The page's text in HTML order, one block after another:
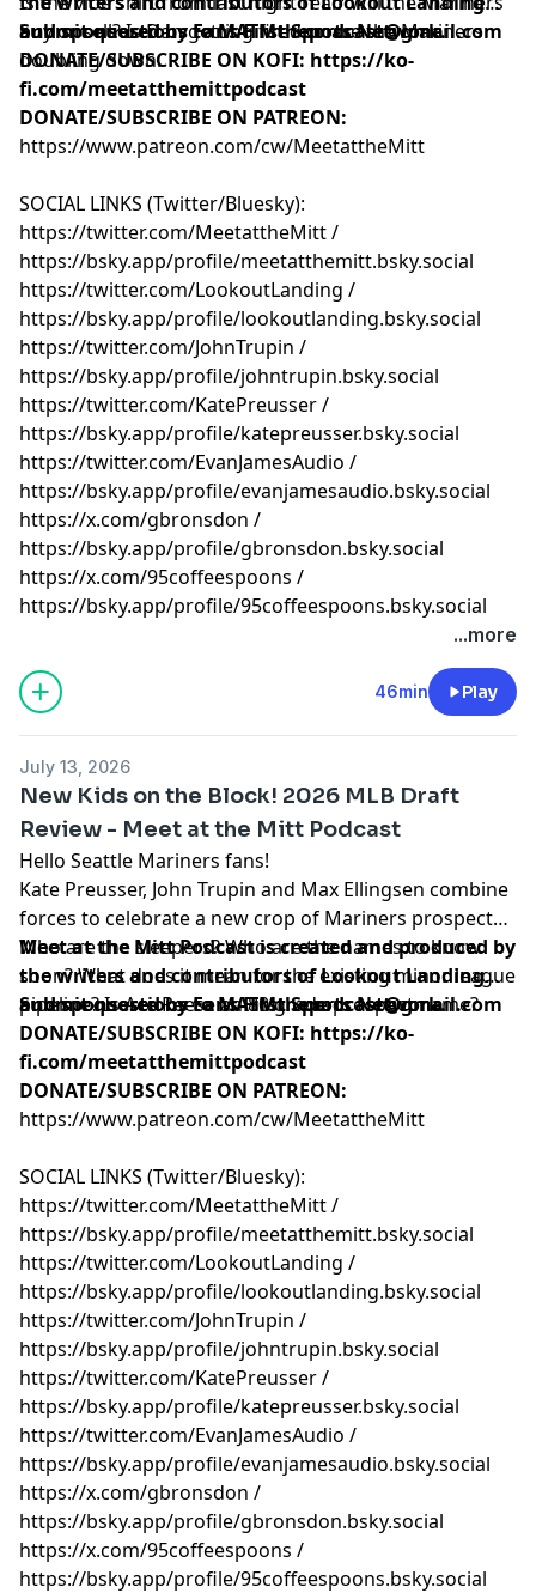
buy or sell? Is Dan getting fired or are the Mariners
doubling down.
and sponsored byFans First Sports Network.
Submit questions toMATMthepodcast@gmail.com
DONATE/SUBSCRIBE ON KOFI: https://ko-
fi.com/meetatthemittpodcast
DONATE/SUBSCRIBE ON PATREON:
https://www.patreon.com/cw/MeetattheMitt⁠⁠⁠⁠⁠⁠⁠⁠⁠⁠⁠⁠⁠⁠⁠⁠⁠⁠⁠⁠⁠⁠⁠⁠⁠⁠⁠⁠⁠⁠⁠⁠⁠⁠⁠
SOCIAL LINKS (Twitter/Bluesky):
⁠⁠⁠⁠⁠⁠⁠⁠⁠⁠⁠⁠⁠⁠⁠⁠⁠⁠⁠⁠⁠⁠⁠⁠⁠⁠⁠⁠⁠⁠⁠⁠⁠⁠⁠⁠⁠⁠⁠⁠⁠⁠⁠⁠⁠⁠⁠⁠⁠⁠⁠⁠⁠⁠⁠⁠⁠⁠⁠⁠⁠⁠⁠⁠⁠⁠⁠⁠⁠⁠⁠⁠⁠⁠⁠⁠⁠⁠⁠⁠⁠⁠⁠⁠⁠⁠⁠⁠⁠⁠⁠⁠⁠⁠⁠https://twitter.com/MeetattheMitt⁠⁠⁠⁠⁠⁠⁠⁠⁠⁠⁠⁠⁠⁠⁠⁠⁠⁠⁠⁠⁠⁠⁠⁠⁠⁠⁠⁠⁠⁠⁠⁠⁠⁠⁠⁠⁠⁠⁠⁠⁠⁠⁠⁠⁠⁠⁠⁠⁠⁠⁠⁠⁠⁠⁠⁠⁠⁠⁠⁠⁠⁠⁠⁠⁠⁠⁠⁠⁠⁠⁠⁠⁠⁠⁠⁠⁠⁠⁠⁠⁠⁠⁠⁠⁠⁠⁠⁠⁠⁠⁠⁠⁠⁠⁠/
⁠⁠⁠⁠⁠⁠⁠⁠⁠⁠⁠⁠⁠⁠⁠⁠⁠⁠⁠⁠⁠⁠⁠⁠⁠⁠⁠⁠⁠⁠⁠⁠⁠⁠⁠⁠⁠⁠⁠⁠⁠⁠⁠⁠⁠⁠⁠⁠⁠⁠⁠⁠⁠⁠⁠⁠⁠⁠⁠⁠⁠⁠⁠⁠⁠⁠⁠⁠⁠⁠⁠⁠⁠⁠⁠⁠⁠⁠⁠⁠⁠⁠⁠⁠⁠⁠⁠⁠⁠⁠⁠⁠⁠⁠⁠https://bsky.app/profile/meetatthemitt.bsky.social⁠⁠⁠⁠⁠⁠⁠⁠⁠⁠⁠⁠⁠⁠⁠⁠⁠⁠⁠⁠⁠⁠⁠⁠⁠⁠⁠⁠⁠⁠⁠⁠⁠⁠⁠⁠⁠⁠⁠⁠⁠⁠⁠⁠⁠⁠⁠⁠⁠⁠⁠⁠⁠⁠⁠⁠⁠⁠⁠⁠⁠⁠⁠⁠⁠⁠⁠⁠⁠⁠⁠⁠⁠⁠⁠⁠⁠⁠⁠⁠⁠⁠⁠⁠⁠⁠⁠⁠⁠⁠⁠⁠⁠⁠⁠
⁠⁠⁠⁠⁠⁠⁠⁠⁠⁠⁠⁠⁠⁠⁠⁠⁠⁠⁠⁠⁠⁠⁠⁠⁠⁠⁠⁠⁠⁠⁠⁠⁠⁠⁠⁠⁠⁠⁠⁠⁠⁠⁠⁠⁠⁠⁠⁠⁠⁠⁠⁠⁠⁠⁠⁠⁠⁠⁠⁠⁠⁠⁠⁠⁠⁠⁠⁠⁠⁠⁠⁠⁠⁠⁠⁠⁠⁠⁠⁠⁠⁠⁠⁠⁠⁠⁠⁠⁠⁠⁠⁠⁠⁠⁠https://twitter.com/LookoutLanding⁠⁠⁠⁠⁠⁠⁠⁠⁠⁠⁠⁠⁠⁠⁠⁠⁠⁠⁠⁠⁠⁠⁠⁠⁠⁠⁠⁠⁠⁠⁠⁠⁠⁠⁠⁠⁠⁠⁠⁠⁠⁠⁠⁠⁠⁠⁠⁠⁠⁠⁠⁠⁠⁠⁠⁠⁠⁠⁠⁠⁠⁠⁠⁠⁠⁠⁠⁠⁠⁠⁠⁠⁠⁠⁠⁠⁠⁠⁠⁠⁠⁠⁠⁠⁠⁠⁠⁠⁠⁠⁠⁠⁠⁠⁠ /
⁠⁠⁠⁠⁠⁠⁠⁠⁠⁠⁠⁠⁠⁠⁠⁠⁠⁠⁠⁠⁠⁠⁠⁠⁠⁠⁠⁠⁠⁠⁠⁠⁠⁠⁠⁠⁠⁠⁠⁠⁠⁠⁠⁠⁠⁠⁠⁠⁠⁠⁠⁠⁠⁠⁠⁠⁠⁠⁠⁠⁠⁠⁠⁠⁠⁠⁠⁠⁠⁠⁠⁠⁠⁠⁠⁠⁠⁠⁠⁠⁠⁠⁠⁠⁠⁠⁠⁠⁠⁠⁠⁠⁠⁠⁠https://bsky.app/profile/lookoutlanding.bsky.social⁠⁠⁠⁠⁠⁠⁠⁠⁠⁠⁠⁠⁠⁠⁠⁠⁠⁠⁠⁠⁠⁠⁠⁠⁠⁠⁠⁠⁠⁠⁠⁠⁠⁠⁠⁠⁠⁠⁠⁠⁠⁠⁠⁠⁠⁠⁠⁠⁠⁠⁠⁠⁠⁠⁠⁠⁠⁠⁠⁠⁠⁠⁠⁠⁠⁠⁠⁠⁠⁠⁠⁠⁠⁠⁠⁠⁠⁠⁠⁠⁠⁠⁠⁠⁠⁠⁠⁠⁠⁠⁠⁠⁠⁠⁠
⁠⁠⁠⁠⁠⁠⁠⁠⁠⁠⁠⁠⁠⁠⁠⁠⁠⁠⁠⁠⁠⁠⁠⁠⁠⁠⁠⁠⁠⁠⁠⁠⁠⁠⁠⁠⁠⁠⁠⁠⁠⁠⁠⁠⁠⁠⁠⁠⁠⁠⁠⁠⁠⁠⁠⁠⁠⁠⁠⁠⁠⁠⁠⁠⁠⁠⁠⁠⁠⁠⁠⁠⁠⁠⁠⁠⁠⁠⁠⁠⁠⁠⁠⁠⁠⁠⁠⁠⁠⁠⁠⁠⁠⁠⁠https://twitter.com/JohnTrupin⁠⁠⁠⁠⁠⁠⁠⁠⁠⁠⁠⁠⁠⁠⁠⁠⁠⁠⁠⁠⁠⁠⁠⁠⁠⁠⁠⁠⁠⁠⁠⁠⁠⁠⁠⁠⁠⁠⁠⁠⁠⁠⁠⁠⁠⁠⁠⁠⁠⁠⁠⁠⁠⁠⁠⁠⁠⁠⁠⁠⁠⁠⁠⁠⁠⁠⁠⁠⁠⁠⁠⁠⁠⁠⁠⁠⁠⁠⁠⁠⁠⁠⁠⁠⁠⁠⁠⁠⁠⁠⁠⁠⁠⁠⁠ /
⁠⁠⁠⁠⁠⁠⁠⁠⁠⁠⁠⁠⁠⁠⁠⁠⁠⁠⁠⁠⁠⁠⁠⁠⁠⁠⁠⁠⁠⁠⁠⁠⁠⁠⁠⁠⁠⁠⁠⁠⁠⁠⁠⁠⁠⁠⁠⁠⁠⁠⁠⁠⁠⁠⁠⁠⁠⁠⁠⁠⁠⁠⁠⁠⁠⁠⁠⁠⁠⁠⁠⁠⁠⁠⁠⁠⁠⁠⁠⁠⁠⁠⁠⁠⁠⁠⁠⁠⁠⁠⁠⁠⁠⁠⁠https://bsky.app/profile/johntrupin.bsky.social⁠⁠⁠⁠⁠⁠⁠⁠⁠⁠⁠⁠⁠⁠⁠⁠⁠⁠⁠⁠⁠⁠⁠⁠⁠⁠⁠⁠⁠⁠⁠⁠⁠⁠⁠⁠⁠⁠⁠⁠⁠⁠⁠⁠⁠⁠⁠⁠⁠⁠⁠⁠⁠⁠⁠⁠⁠⁠⁠⁠⁠⁠⁠⁠⁠⁠⁠⁠⁠⁠⁠⁠⁠⁠⁠⁠⁠⁠⁠⁠⁠⁠⁠⁠⁠⁠⁠⁠⁠⁠⁠⁠⁠⁠⁠
⁠⁠⁠⁠⁠⁠⁠⁠⁠⁠⁠⁠⁠⁠⁠⁠⁠⁠⁠⁠⁠⁠⁠⁠⁠⁠⁠⁠⁠⁠⁠⁠⁠⁠⁠⁠⁠⁠⁠⁠⁠⁠⁠⁠⁠⁠⁠⁠⁠⁠⁠⁠⁠⁠⁠⁠⁠⁠⁠⁠⁠⁠⁠⁠⁠⁠⁠⁠⁠⁠⁠⁠⁠⁠⁠⁠⁠⁠⁠⁠⁠⁠⁠⁠⁠⁠⁠⁠⁠⁠⁠⁠⁠⁠⁠https://twitter.com/KatePreusser⁠⁠⁠⁠⁠⁠⁠⁠⁠⁠⁠⁠⁠⁠⁠⁠⁠⁠⁠⁠⁠⁠⁠⁠⁠⁠⁠⁠⁠⁠⁠⁠⁠⁠⁠⁠⁠⁠⁠⁠⁠⁠⁠⁠⁠⁠⁠⁠⁠⁠⁠⁠⁠⁠⁠⁠⁠⁠⁠⁠⁠⁠⁠⁠⁠⁠⁠⁠⁠⁠⁠⁠⁠⁠⁠⁠⁠⁠⁠⁠⁠⁠⁠⁠⁠⁠⁠⁠⁠⁠⁠⁠⁠⁠⁠/
⁠⁠⁠⁠⁠⁠⁠⁠⁠⁠⁠⁠⁠⁠⁠⁠⁠⁠⁠⁠⁠⁠⁠⁠⁠⁠⁠⁠⁠⁠⁠⁠⁠⁠⁠⁠⁠⁠⁠⁠⁠⁠⁠⁠⁠⁠⁠⁠⁠⁠⁠⁠⁠⁠⁠⁠⁠⁠⁠⁠⁠⁠⁠⁠⁠⁠⁠⁠⁠⁠⁠⁠⁠⁠⁠⁠⁠⁠⁠⁠⁠⁠⁠⁠⁠⁠⁠⁠⁠⁠⁠⁠⁠⁠⁠https://bsky.app/profile/katepreusser.bsky.social⁠⁠⁠⁠⁠⁠⁠⁠⁠⁠⁠⁠⁠⁠⁠⁠⁠⁠⁠⁠⁠⁠⁠⁠⁠⁠⁠⁠⁠⁠⁠⁠⁠⁠⁠⁠⁠⁠⁠⁠⁠⁠⁠⁠⁠⁠⁠⁠⁠⁠⁠⁠⁠⁠⁠⁠⁠⁠⁠⁠⁠⁠⁠⁠⁠⁠⁠⁠⁠⁠⁠⁠⁠⁠⁠⁠⁠⁠⁠⁠⁠⁠⁠⁠⁠⁠⁠⁠⁠⁠⁠⁠⁠⁠⁠
⁠⁠⁠⁠⁠⁠⁠⁠⁠⁠⁠⁠⁠⁠⁠⁠⁠⁠⁠⁠⁠⁠⁠⁠⁠⁠⁠⁠⁠⁠⁠⁠⁠⁠⁠⁠⁠⁠⁠⁠⁠⁠⁠⁠⁠⁠⁠⁠⁠⁠⁠⁠⁠⁠⁠⁠⁠⁠⁠⁠⁠⁠⁠⁠⁠⁠⁠⁠⁠⁠⁠⁠⁠⁠⁠⁠⁠⁠⁠⁠⁠⁠⁠⁠⁠⁠⁠⁠⁠⁠⁠⁠⁠⁠⁠https://twitter.com/EvanJamesAudio⁠⁠⁠⁠⁠⁠⁠⁠⁠⁠⁠⁠⁠⁠⁠⁠⁠⁠⁠⁠⁠⁠⁠⁠⁠⁠⁠⁠⁠⁠⁠⁠⁠⁠⁠⁠⁠⁠⁠⁠⁠⁠⁠⁠⁠⁠⁠⁠⁠⁠⁠⁠⁠⁠⁠⁠⁠⁠⁠⁠⁠⁠⁠⁠⁠⁠⁠⁠⁠⁠⁠⁠⁠⁠⁠⁠⁠⁠⁠⁠⁠⁠⁠⁠⁠⁠⁠⁠⁠⁠⁠⁠⁠⁠⁠ /
⁠⁠⁠⁠⁠⁠⁠⁠⁠⁠⁠⁠⁠⁠⁠⁠⁠⁠⁠⁠⁠⁠⁠⁠⁠⁠⁠⁠⁠⁠⁠⁠⁠⁠⁠⁠⁠⁠⁠⁠⁠⁠⁠⁠⁠⁠⁠⁠⁠⁠⁠⁠⁠⁠⁠⁠⁠⁠⁠⁠⁠⁠⁠⁠⁠⁠⁠⁠⁠⁠⁠⁠⁠⁠⁠⁠⁠⁠⁠⁠⁠⁠⁠⁠⁠⁠⁠⁠⁠⁠⁠⁠⁠⁠⁠https://bsky.app/profile/evanjamesaudio.bsky.social⁠⁠⁠⁠⁠⁠⁠⁠⁠⁠⁠⁠⁠⁠⁠⁠⁠⁠⁠⁠⁠⁠⁠⁠⁠⁠⁠⁠⁠⁠⁠⁠⁠⁠⁠⁠⁠⁠⁠⁠⁠⁠⁠⁠⁠⁠⁠⁠⁠⁠⁠⁠⁠⁠⁠⁠⁠⁠⁠⁠⁠⁠⁠⁠⁠⁠⁠⁠⁠⁠⁠⁠⁠⁠⁠⁠⁠⁠⁠⁠⁠⁠⁠⁠⁠⁠⁠⁠⁠⁠⁠⁠⁠⁠⁠
⁠⁠⁠⁠⁠⁠⁠⁠⁠⁠⁠⁠⁠⁠⁠⁠⁠⁠⁠⁠⁠⁠⁠⁠⁠⁠⁠⁠⁠⁠⁠⁠⁠⁠⁠⁠⁠⁠⁠⁠⁠⁠⁠⁠⁠⁠⁠⁠⁠⁠⁠⁠⁠⁠⁠⁠⁠⁠⁠⁠⁠⁠⁠⁠⁠⁠⁠⁠⁠⁠⁠⁠⁠⁠⁠⁠⁠⁠⁠⁠⁠⁠⁠⁠⁠⁠⁠⁠⁠⁠⁠⁠⁠⁠⁠https://x.com/gbronsdon⁠⁠⁠⁠⁠⁠⁠⁠⁠⁠⁠⁠⁠⁠⁠⁠⁠⁠⁠⁠⁠⁠⁠⁠⁠⁠⁠⁠⁠⁠⁠⁠⁠⁠⁠⁠⁠⁠⁠⁠⁠⁠⁠⁠⁠⁠⁠⁠⁠⁠⁠⁠⁠⁠⁠⁠⁠⁠⁠⁠⁠⁠⁠⁠⁠⁠⁠⁠⁠⁠⁠⁠⁠⁠⁠⁠⁠⁠⁠⁠⁠⁠⁠⁠⁠⁠⁠⁠⁠⁠⁠⁠⁠⁠⁠ /
⁠⁠⁠⁠⁠⁠⁠⁠⁠⁠⁠⁠⁠⁠⁠⁠⁠⁠⁠⁠⁠⁠⁠⁠⁠⁠⁠⁠⁠⁠⁠⁠⁠⁠⁠⁠⁠⁠⁠⁠⁠⁠⁠⁠⁠⁠⁠⁠⁠⁠⁠⁠⁠⁠⁠⁠⁠⁠⁠⁠⁠⁠⁠⁠⁠⁠⁠⁠⁠⁠⁠⁠⁠⁠⁠⁠⁠⁠⁠⁠⁠⁠⁠⁠⁠⁠⁠⁠⁠⁠⁠⁠⁠⁠⁠https://bsky.app/profile/gbronsdon.bsky.social⁠⁠⁠⁠⁠⁠⁠⁠⁠⁠⁠⁠⁠⁠⁠⁠⁠⁠⁠⁠⁠⁠⁠⁠⁠⁠⁠⁠⁠⁠⁠⁠⁠⁠⁠⁠⁠⁠⁠⁠⁠⁠⁠⁠⁠⁠⁠⁠⁠⁠⁠⁠⁠⁠⁠⁠⁠⁠⁠⁠⁠⁠⁠⁠⁠⁠⁠⁠⁠⁠⁠⁠⁠⁠⁠⁠⁠⁠⁠⁠⁠⁠⁠⁠⁠⁠⁠⁠⁠⁠⁠⁠⁠⁠⁠
⁠⁠⁠⁠⁠⁠⁠⁠⁠⁠⁠⁠⁠⁠⁠⁠⁠⁠⁠⁠⁠⁠⁠⁠⁠⁠⁠⁠⁠⁠⁠⁠⁠⁠⁠⁠⁠⁠⁠⁠⁠⁠⁠⁠⁠⁠⁠⁠⁠⁠⁠⁠⁠⁠⁠⁠⁠⁠⁠⁠⁠⁠⁠⁠⁠⁠⁠⁠⁠⁠⁠⁠⁠⁠⁠⁠⁠⁠⁠⁠⁠⁠⁠⁠⁠⁠⁠⁠⁠⁠⁠⁠⁠⁠⁠https://x.com/95coffeespoons⁠⁠⁠⁠⁠⁠⁠⁠⁠⁠⁠⁠⁠⁠⁠⁠⁠⁠⁠⁠⁠⁠⁠⁠⁠⁠⁠⁠⁠⁠⁠⁠⁠⁠⁠⁠⁠⁠⁠⁠⁠⁠⁠⁠⁠⁠⁠⁠⁠⁠⁠⁠⁠⁠⁠⁠⁠⁠⁠⁠⁠⁠⁠⁠⁠⁠⁠⁠⁠⁠⁠⁠⁠⁠⁠⁠⁠⁠⁠⁠⁠⁠⁠⁠⁠⁠⁠⁠⁠⁠⁠⁠⁠⁠⁠ /
⁠⁠⁠⁠⁠⁠⁠⁠⁠⁠⁠⁠⁠⁠⁠⁠⁠⁠⁠⁠⁠⁠⁠⁠⁠⁠⁠⁠⁠⁠⁠⁠⁠⁠⁠⁠⁠⁠⁠⁠⁠⁠⁠⁠⁠⁠⁠⁠⁠⁠⁠⁠⁠⁠⁠⁠⁠⁠⁠⁠⁠⁠⁠⁠⁠⁠⁠⁠⁠⁠⁠⁠⁠⁠⁠⁠⁠⁠⁠⁠⁠⁠⁠⁠⁠⁠⁠⁠⁠⁠⁠⁠⁠⁠⁠https://bsky.app/profile/95coffeespoons.bsky.social⁠⁠⁠⁠⁠⁠⁠⁠⁠⁠⁠⁠⁠⁠⁠⁠⁠⁠⁠⁠⁠⁠⁠⁠⁠⁠⁠⁠⁠⁠⁠⁠⁠⁠⁠⁠⁠⁠⁠⁠⁠⁠⁠⁠⁠⁠⁠⁠⁠⁠⁠
...more
46min Play
July 13, 2026
New Kids on the Block! 2026 MLB Draft
Review - Meet at the Mitt Podcast
Hello Seattle Mariners fans!
Kate Preusser, John Trupin and Max Ellingsen combine
forces to celebrate a new crop of Mariners prospects.
Who are the sleepers? Who are the names to know
soon? What does it mean for the existing minor league
pipeline? Is Ace Reese an 80 grade prospect name?
Meet at the Mitt Podcast is created and produced by
the writers and contributors ofLookout Landing
and sponsored byFans First Sports Network.
Submit questions toMATMthepodcast@gmail.com
DONATE/SUBSCRIBE ON KOFI: https://ko-
fi.com/meetatthemittpodcast
DONATE/SUBSCRIBE ON PATREON:
https://www.patreon.com/cw/MeetattheMitt⁠⁠⁠⁠⁠⁠⁠⁠⁠⁠⁠⁠⁠⁠⁠⁠⁠⁠⁠⁠⁠⁠⁠⁠⁠⁠⁠⁠⁠⁠⁠⁠⁠⁠
SOCIAL LINKS (Twitter/Bluesky):
⁠⁠⁠⁠⁠⁠⁠⁠⁠⁠⁠⁠⁠⁠⁠⁠⁠⁠⁠⁠⁠⁠⁠⁠⁠⁠⁠⁠⁠⁠⁠⁠⁠⁠⁠⁠⁠⁠⁠⁠⁠⁠⁠⁠⁠⁠⁠⁠⁠⁠⁠⁠⁠⁠⁠⁠⁠⁠⁠⁠⁠⁠⁠⁠⁠⁠⁠⁠⁠⁠⁠⁠⁠⁠⁠⁠⁠⁠⁠⁠⁠⁠⁠⁠⁠⁠⁠⁠⁠⁠⁠⁠⁠⁠https://twitter.com/MeetattheMitt⁠⁠⁠⁠⁠⁠⁠⁠⁠⁠⁠⁠⁠⁠⁠⁠⁠⁠⁠⁠⁠⁠⁠⁠⁠⁠⁠⁠⁠⁠⁠⁠⁠⁠⁠⁠⁠⁠⁠⁠⁠⁠⁠⁠⁠⁠⁠⁠⁠⁠⁠⁠⁠⁠⁠⁠⁠⁠⁠⁠⁠⁠⁠⁠⁠⁠⁠⁠⁠⁠⁠⁠⁠⁠⁠⁠⁠⁠⁠⁠⁠⁠⁠⁠⁠⁠⁠⁠⁠⁠⁠⁠⁠⁠/
⁠⁠⁠⁠⁠⁠⁠⁠⁠⁠⁠⁠⁠⁠⁠⁠⁠⁠⁠⁠⁠⁠⁠⁠⁠⁠⁠⁠⁠⁠⁠⁠⁠⁠⁠⁠⁠⁠⁠⁠⁠⁠⁠⁠⁠⁠⁠⁠⁠⁠⁠⁠⁠⁠⁠⁠⁠⁠⁠⁠⁠⁠⁠⁠⁠⁠⁠⁠⁠⁠⁠⁠⁠⁠⁠⁠⁠⁠⁠⁠⁠⁠⁠⁠⁠⁠⁠⁠⁠⁠⁠⁠⁠⁠https://bsky.app/profile/meetatthemitt.bsky.social⁠⁠⁠⁠⁠⁠⁠⁠⁠⁠⁠⁠⁠⁠⁠⁠⁠⁠⁠⁠⁠⁠⁠⁠⁠⁠⁠⁠⁠⁠⁠⁠⁠⁠⁠⁠⁠⁠⁠⁠⁠⁠⁠⁠⁠⁠⁠⁠⁠⁠⁠⁠⁠⁠⁠⁠⁠⁠⁠⁠⁠⁠⁠⁠⁠⁠⁠⁠⁠⁠⁠⁠⁠⁠⁠⁠⁠⁠⁠⁠⁠⁠⁠⁠⁠⁠⁠⁠⁠⁠⁠⁠⁠⁠
⁠⁠⁠⁠⁠⁠⁠⁠⁠⁠⁠⁠⁠⁠⁠⁠⁠⁠⁠⁠⁠⁠⁠⁠⁠⁠⁠⁠⁠⁠⁠⁠⁠⁠⁠⁠⁠⁠⁠⁠⁠⁠⁠⁠⁠⁠⁠⁠⁠⁠⁠⁠⁠⁠⁠⁠⁠⁠⁠⁠⁠⁠⁠⁠⁠⁠⁠⁠⁠⁠⁠⁠⁠⁠⁠⁠⁠⁠⁠⁠⁠⁠⁠⁠⁠⁠⁠⁠⁠⁠⁠⁠⁠⁠https://twitter.com/LookoutLanding⁠⁠⁠⁠⁠⁠⁠⁠⁠⁠⁠⁠⁠⁠⁠⁠⁠⁠⁠⁠⁠⁠⁠⁠⁠⁠⁠⁠⁠⁠⁠⁠⁠⁠⁠⁠⁠⁠⁠⁠⁠⁠⁠⁠⁠⁠⁠⁠⁠⁠⁠⁠⁠⁠⁠⁠⁠⁠⁠⁠⁠⁠⁠⁠⁠⁠⁠⁠⁠⁠⁠⁠⁠⁠⁠⁠⁠⁠⁠⁠⁠⁠⁠⁠⁠⁠⁠⁠⁠⁠⁠⁠⁠⁠ /
⁠⁠⁠⁠⁠⁠⁠⁠⁠⁠⁠⁠⁠⁠⁠⁠⁠⁠⁠⁠⁠⁠⁠⁠⁠⁠⁠⁠⁠⁠⁠⁠⁠⁠⁠⁠⁠⁠⁠⁠⁠⁠⁠⁠⁠⁠⁠⁠⁠⁠⁠⁠⁠⁠⁠⁠⁠⁠⁠⁠⁠⁠⁠⁠⁠⁠⁠⁠⁠⁠⁠⁠⁠⁠⁠⁠⁠⁠⁠⁠⁠⁠⁠⁠⁠⁠⁠⁠⁠⁠⁠⁠⁠⁠https://bsky.app/profile/lookoutlanding.bsky.social⁠⁠⁠⁠⁠⁠⁠⁠⁠⁠⁠⁠⁠⁠⁠⁠⁠⁠⁠⁠⁠⁠⁠⁠⁠⁠⁠⁠⁠⁠⁠⁠⁠⁠⁠⁠⁠⁠⁠⁠⁠⁠⁠⁠⁠⁠⁠⁠⁠⁠⁠⁠⁠⁠⁠⁠⁠⁠⁠⁠⁠⁠⁠⁠⁠⁠⁠⁠⁠⁠⁠⁠⁠⁠⁠⁠⁠⁠⁠⁠⁠⁠⁠⁠⁠⁠⁠⁠⁠⁠⁠⁠⁠⁠
⁠⁠⁠⁠⁠⁠⁠⁠⁠⁠⁠⁠⁠⁠⁠⁠⁠⁠⁠⁠⁠⁠⁠⁠⁠⁠⁠⁠⁠⁠⁠⁠⁠⁠⁠⁠⁠⁠⁠⁠⁠⁠⁠⁠⁠⁠⁠⁠⁠⁠⁠⁠⁠⁠⁠⁠⁠⁠⁠⁠⁠⁠⁠⁠⁠⁠⁠⁠⁠⁠⁠⁠⁠⁠⁠⁠⁠⁠⁠⁠⁠⁠⁠⁠⁠⁠⁠⁠⁠⁠⁠⁠⁠⁠https://twitter.com/JohnTrupin⁠⁠⁠⁠⁠⁠⁠⁠⁠⁠⁠⁠⁠⁠⁠⁠⁠⁠⁠⁠⁠⁠⁠⁠⁠⁠⁠⁠⁠⁠⁠⁠⁠⁠⁠⁠⁠⁠⁠⁠⁠⁠⁠⁠⁠⁠⁠⁠⁠⁠⁠⁠⁠⁠⁠⁠⁠⁠⁠⁠⁠⁠⁠⁠⁠⁠⁠⁠⁠⁠⁠⁠⁠⁠⁠⁠⁠⁠⁠⁠⁠⁠⁠⁠⁠⁠⁠⁠⁠⁠⁠⁠⁠⁠ /
⁠⁠⁠⁠⁠⁠⁠⁠⁠⁠⁠⁠⁠⁠⁠⁠⁠⁠⁠⁠⁠⁠⁠⁠⁠⁠⁠⁠⁠⁠⁠⁠⁠⁠⁠⁠⁠⁠⁠⁠⁠⁠⁠⁠⁠⁠⁠⁠⁠⁠⁠⁠⁠⁠⁠⁠⁠⁠⁠⁠⁠⁠⁠⁠⁠⁠⁠⁠⁠⁠⁠⁠⁠⁠⁠⁠⁠⁠⁠⁠⁠⁠⁠⁠⁠⁠⁠⁠⁠⁠⁠⁠⁠⁠https://bsky.app/profile/johntrupin.bsky.social⁠⁠⁠⁠⁠⁠⁠⁠⁠⁠⁠⁠⁠⁠⁠⁠⁠⁠⁠⁠⁠⁠⁠⁠⁠⁠⁠⁠⁠⁠⁠⁠⁠⁠⁠⁠⁠⁠⁠⁠⁠⁠⁠⁠⁠⁠⁠⁠⁠⁠⁠⁠⁠⁠⁠⁠⁠⁠⁠⁠⁠⁠⁠⁠⁠⁠⁠⁠⁠⁠⁠⁠⁠⁠⁠⁠⁠⁠⁠⁠⁠⁠⁠⁠⁠⁠⁠⁠⁠⁠⁠⁠⁠⁠
⁠⁠⁠⁠⁠⁠⁠⁠⁠⁠⁠⁠⁠⁠⁠⁠⁠⁠⁠⁠⁠⁠⁠⁠⁠⁠⁠⁠⁠⁠⁠⁠⁠⁠⁠⁠⁠⁠⁠⁠⁠⁠⁠⁠⁠⁠⁠⁠⁠⁠⁠⁠⁠⁠⁠⁠⁠⁠⁠⁠⁠⁠⁠⁠⁠⁠⁠⁠⁠⁠⁠⁠⁠⁠⁠⁠⁠⁠⁠⁠⁠⁠⁠⁠⁠⁠⁠⁠⁠⁠⁠⁠⁠⁠https://twitter.com/KatePreusser⁠⁠⁠⁠⁠⁠⁠⁠⁠⁠⁠⁠⁠⁠⁠⁠⁠⁠⁠⁠⁠⁠⁠⁠⁠⁠⁠⁠⁠⁠⁠⁠⁠⁠⁠⁠⁠⁠⁠⁠⁠⁠⁠⁠⁠⁠⁠⁠⁠⁠⁠⁠⁠⁠⁠⁠⁠⁠⁠⁠⁠⁠⁠⁠⁠⁠⁠⁠⁠⁠⁠⁠⁠⁠⁠⁠⁠⁠⁠⁠⁠⁠⁠⁠⁠⁠⁠⁠⁠⁠⁠⁠⁠⁠/
⁠⁠⁠⁠⁠⁠⁠⁠⁠⁠⁠⁠⁠⁠⁠⁠⁠⁠⁠⁠⁠⁠⁠⁠⁠⁠⁠⁠⁠⁠⁠⁠⁠⁠⁠⁠⁠⁠⁠⁠⁠⁠⁠⁠⁠⁠⁠⁠⁠⁠⁠⁠⁠⁠⁠⁠⁠⁠⁠⁠⁠⁠⁠⁠⁠⁠⁠⁠⁠⁠⁠⁠⁠⁠⁠⁠⁠⁠⁠⁠⁠⁠⁠⁠⁠⁠⁠⁠⁠⁠⁠⁠⁠⁠https://bsky.app/profile/katepreusser.bsky.social⁠⁠⁠⁠⁠⁠⁠⁠⁠⁠⁠⁠⁠⁠⁠⁠⁠⁠⁠⁠⁠⁠⁠⁠⁠⁠⁠⁠⁠⁠⁠⁠⁠⁠⁠⁠⁠⁠⁠⁠⁠⁠⁠⁠⁠⁠⁠⁠⁠⁠⁠⁠⁠⁠⁠⁠⁠⁠⁠⁠⁠⁠⁠⁠⁠⁠⁠⁠⁠⁠⁠⁠⁠⁠⁠⁠⁠⁠⁠⁠⁠⁠⁠⁠⁠⁠⁠⁠⁠⁠⁠⁠⁠⁠
⁠⁠⁠⁠⁠⁠⁠⁠⁠⁠⁠⁠⁠⁠⁠⁠⁠⁠⁠⁠⁠⁠⁠⁠⁠⁠⁠⁠⁠⁠⁠⁠⁠⁠⁠⁠⁠⁠⁠⁠⁠⁠⁠⁠⁠⁠⁠⁠⁠⁠⁠⁠⁠⁠⁠⁠⁠⁠⁠⁠⁠⁠⁠⁠⁠⁠⁠⁠⁠⁠⁠⁠⁠⁠⁠⁠⁠⁠⁠⁠⁠⁠⁠⁠⁠⁠⁠⁠⁠⁠⁠⁠⁠⁠https://twitter.com/EvanJamesAudio⁠⁠⁠⁠⁠⁠⁠⁠⁠⁠⁠⁠⁠⁠⁠⁠⁠⁠⁠⁠⁠⁠⁠⁠⁠⁠⁠⁠⁠⁠⁠⁠⁠⁠⁠⁠⁠⁠⁠⁠⁠⁠⁠⁠⁠⁠⁠⁠⁠⁠⁠⁠⁠⁠⁠⁠⁠⁠⁠⁠⁠⁠⁠⁠⁠⁠⁠⁠⁠⁠⁠⁠⁠⁠⁠⁠⁠⁠⁠⁠⁠⁠⁠⁠⁠⁠⁠⁠⁠⁠⁠⁠⁠⁠ /
⁠⁠⁠⁠⁠⁠⁠⁠⁠⁠⁠⁠⁠⁠⁠⁠⁠⁠⁠⁠⁠⁠⁠⁠⁠⁠⁠⁠⁠⁠⁠⁠⁠⁠⁠⁠⁠⁠⁠⁠⁠⁠⁠⁠⁠⁠⁠⁠⁠⁠⁠⁠⁠⁠⁠⁠⁠⁠⁠⁠⁠⁠⁠⁠⁠⁠⁠⁠⁠⁠⁠⁠⁠⁠⁠⁠⁠⁠⁠⁠⁠⁠⁠⁠⁠⁠⁠⁠⁠⁠⁠⁠⁠⁠https://bsky.app/profile/evanjamesaudio.bsky.social⁠⁠⁠⁠⁠⁠⁠⁠⁠⁠⁠⁠⁠⁠⁠⁠⁠⁠⁠⁠⁠⁠⁠⁠⁠⁠⁠⁠⁠⁠⁠⁠⁠⁠⁠⁠⁠⁠⁠⁠⁠⁠⁠⁠⁠⁠⁠⁠⁠⁠⁠⁠⁠⁠⁠⁠⁠⁠⁠⁠⁠⁠⁠⁠⁠⁠⁠⁠⁠⁠⁠⁠⁠⁠⁠⁠⁠⁠⁠⁠⁠⁠⁠⁠⁠⁠⁠⁠⁠⁠⁠⁠⁠⁠
⁠⁠⁠⁠⁠⁠⁠⁠⁠⁠⁠⁠⁠⁠⁠⁠⁠⁠⁠⁠⁠⁠⁠⁠⁠⁠⁠⁠⁠⁠⁠⁠⁠⁠⁠⁠⁠⁠⁠⁠⁠⁠⁠⁠⁠⁠⁠⁠⁠⁠⁠⁠⁠⁠⁠⁠⁠⁠⁠⁠⁠⁠⁠⁠⁠⁠⁠⁠⁠⁠⁠⁠⁠⁠⁠⁠⁠⁠⁠⁠⁠⁠⁠⁠⁠⁠⁠⁠⁠⁠⁠⁠⁠⁠https://x.com/gbronsdon⁠⁠⁠⁠⁠⁠⁠⁠⁠⁠⁠⁠⁠⁠⁠⁠⁠⁠⁠⁠⁠⁠⁠⁠⁠⁠⁠⁠⁠⁠⁠⁠⁠⁠⁠⁠⁠⁠⁠⁠⁠⁠⁠⁠⁠⁠⁠⁠⁠⁠⁠⁠⁠⁠⁠⁠⁠⁠⁠⁠⁠⁠⁠⁠⁠⁠⁠⁠⁠⁠⁠⁠⁠⁠⁠⁠⁠⁠⁠⁠⁠⁠⁠⁠⁠⁠⁠⁠⁠⁠⁠⁠⁠⁠ /
⁠⁠⁠⁠⁠⁠⁠⁠⁠⁠⁠⁠⁠⁠⁠⁠⁠⁠⁠⁠⁠⁠⁠⁠⁠⁠⁠⁠⁠⁠⁠⁠⁠⁠⁠⁠⁠⁠⁠⁠⁠⁠⁠⁠⁠⁠⁠⁠⁠⁠⁠⁠⁠⁠⁠⁠⁠⁠⁠⁠⁠⁠⁠⁠⁠⁠⁠⁠⁠⁠⁠⁠⁠⁠⁠⁠⁠⁠⁠⁠⁠⁠⁠⁠⁠⁠⁠⁠⁠⁠⁠⁠⁠⁠https://bsky.app/profile/gbronsdon.bsky.social⁠⁠⁠⁠⁠⁠⁠⁠⁠⁠⁠⁠⁠⁠⁠⁠⁠⁠⁠⁠⁠⁠⁠⁠⁠⁠⁠⁠⁠⁠⁠⁠⁠⁠⁠⁠⁠⁠⁠⁠⁠⁠⁠⁠⁠⁠⁠⁠⁠⁠⁠⁠⁠⁠⁠⁠⁠⁠⁠⁠⁠⁠⁠⁠⁠⁠⁠⁠⁠⁠⁠⁠⁠⁠⁠⁠⁠⁠⁠⁠⁠⁠⁠⁠⁠⁠⁠⁠⁠⁠⁠⁠⁠⁠
⁠⁠⁠⁠⁠⁠⁠⁠⁠⁠⁠⁠⁠⁠⁠⁠⁠⁠⁠⁠⁠⁠⁠⁠⁠⁠⁠⁠⁠⁠⁠⁠⁠⁠⁠⁠⁠⁠⁠⁠⁠⁠⁠⁠⁠⁠⁠⁠⁠⁠⁠⁠⁠⁠⁠⁠⁠⁠⁠⁠⁠⁠⁠⁠⁠⁠⁠⁠⁠⁠⁠⁠⁠⁠⁠⁠⁠⁠⁠⁠⁠⁠⁠⁠⁠⁠⁠⁠⁠⁠⁠⁠⁠⁠https://x.com/95coffeespoons⁠⁠⁠⁠⁠⁠⁠⁠⁠⁠⁠⁠⁠⁠⁠⁠⁠⁠⁠⁠⁠⁠⁠⁠⁠⁠⁠⁠⁠⁠⁠⁠⁠⁠⁠⁠⁠⁠⁠⁠⁠⁠⁠⁠⁠⁠⁠⁠⁠⁠⁠⁠⁠⁠⁠⁠⁠⁠⁠⁠⁠⁠⁠⁠⁠⁠⁠⁠⁠⁠⁠⁠⁠⁠⁠⁠⁠⁠⁠⁠⁠⁠⁠⁠⁠⁠⁠⁠⁠⁠⁠⁠⁠⁠ /
⁠⁠⁠⁠⁠⁠⁠⁠⁠⁠⁠⁠⁠⁠⁠⁠⁠⁠⁠⁠⁠⁠⁠⁠⁠⁠⁠⁠⁠⁠⁠⁠⁠⁠⁠⁠⁠⁠⁠⁠⁠⁠⁠⁠⁠⁠⁠⁠⁠⁠⁠⁠⁠⁠⁠⁠⁠⁠⁠⁠⁠⁠⁠⁠⁠⁠⁠⁠⁠⁠⁠⁠⁠⁠⁠⁠⁠⁠⁠⁠⁠⁠⁠⁠⁠⁠⁠⁠⁠⁠⁠⁠⁠⁠https://bsky.app/profile/95coffeespoons.bsky.social⁠⁠⁠⁠⁠⁠⁠⁠⁠⁠⁠⁠⁠⁠⁠⁠⁠⁠⁠⁠⁠⁠⁠⁠⁠⁠⁠⁠⁠⁠⁠⁠⁠⁠⁠⁠⁠⁠⁠⁠⁠⁠⁠⁠⁠⁠⁠⁠⁠⁠⁠